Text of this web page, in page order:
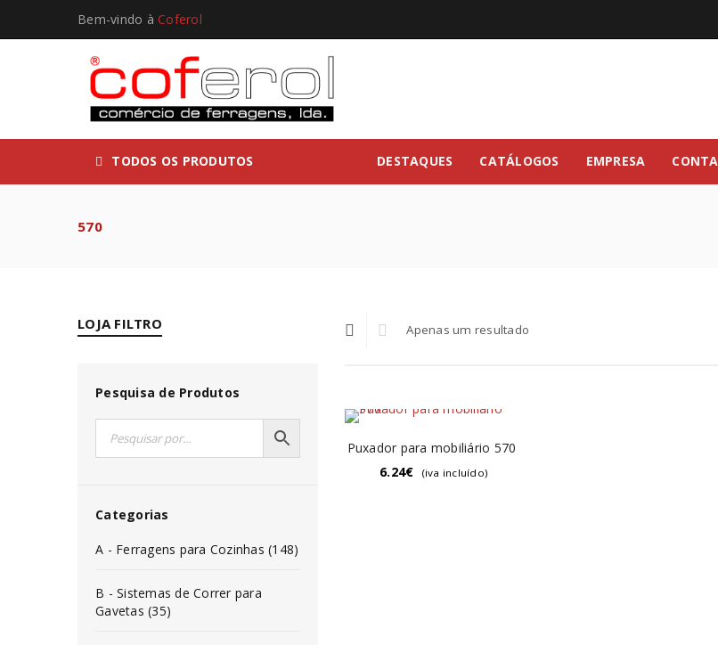
Bem-vindo à Coferol
TODOS OS PRODUTOS DESTAQUES CATÁLOGOS EMPRESA
570
LOJA FILTRO
Pesquisa de Produtos
Categorias
A - Ferragens para Cozinhas (148)
B - Sistemas de Correr para
Gavetas (35)
Apenas um resultado
Puxador para mobiliário 570
6.24€ (iva incluído)